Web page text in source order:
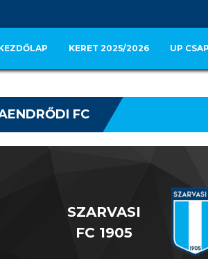
KERET 2025/2026 UP
FC
SZARVASI
FC 1905